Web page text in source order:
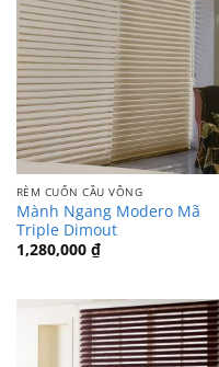
RÈM CUỐN CẦU VỒNG
Mành Ngang Modero Mã
Triple Dimout
1,280,000 ₫